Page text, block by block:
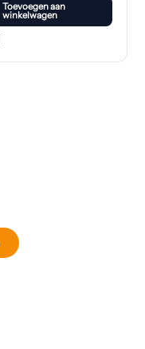
Toevoegen aan
winkelwagen